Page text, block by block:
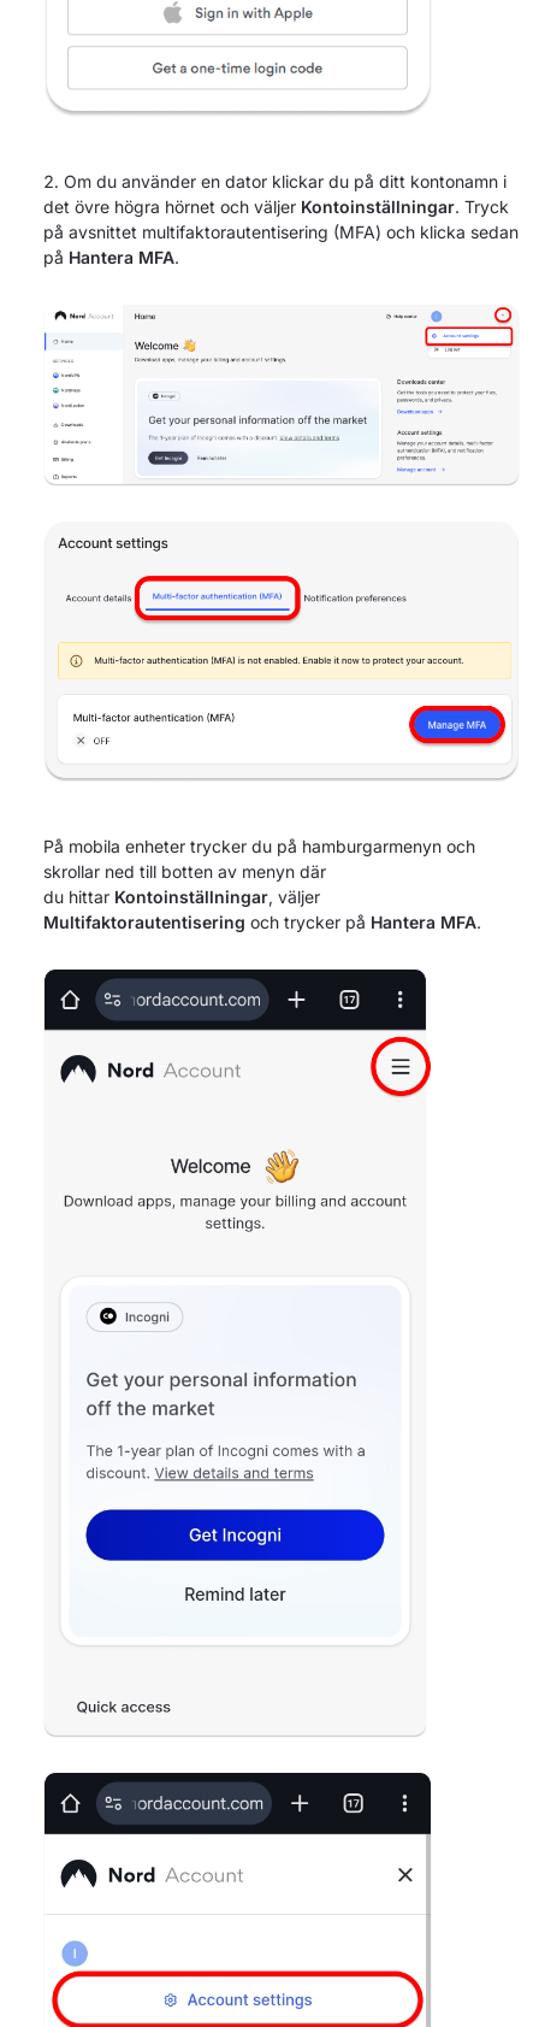
Om du använder en dator klickar du på ditt kontonamn i
det övre högra hörnet och väljer Kontoinställningar. Tryck
på avsnittet multifaktorautentisering (MFA) och klicka sedan
på Hantera MFA.
På mobila enheter trycker du på hamburgarmenyn och
skrollar ned till botten av menyn där
du hittar Kontoinställningar, väljer
Multifaktorautentisering och trycker på Hantera MFA.